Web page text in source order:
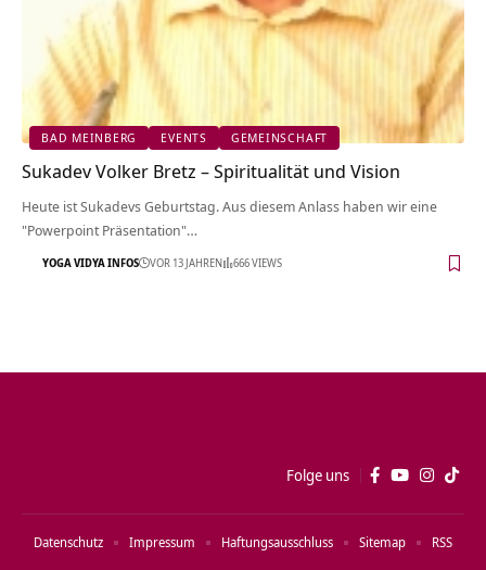
BAD MEINBERG EVENTS GEMEINSCHAFT
Sukadev Volker Bretz – Spiritualität und Vision
Heute ist Sukadevs Geburtstag. Aus diesem Anlass haben wir eine
"Powerpoint Präsentation"…
YOGA VIDYA INFOS VOR 13 JAHREN 666 VIEWS
Folge uns
Datenschutz Impressum Haftungsausschluss Sitemap RSS